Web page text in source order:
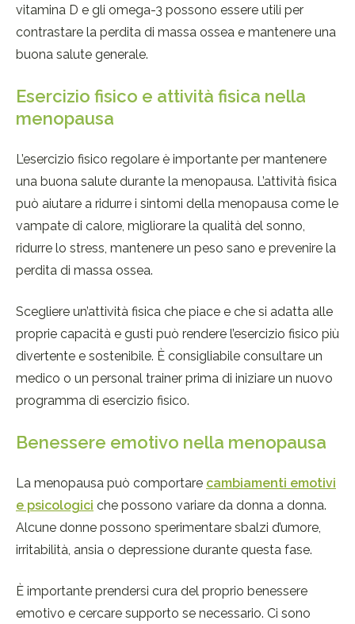
vitamina D e gli omega-3 possono essere utili per
contrastare la perdita di massa ossea e mantenere una
buona salute generale.
Esercizio fisico e attività fisica nella
menopausa
L’esercizio fisico regolare è importante per mantenere
una buona salute durante la menopausa. L’attività fisica
può aiutare a ridurre i sintomi della menopausa come le
vampate di calore, migliorare la qualità del sonno,
ridurre lo stress, mantenere un peso sano e prevenire la
perdita di massa ossea.
Scegliere un’attività fisica che piace e che si adatta alle
proprie capacità e gusti può rendere l’esercizio fisico più
divertente e sostenibile. È consigliabile consultare un
medico o un personal trainer prima di iniziare un nuovo
programma di esercizio fisico.
Benessere emotivo nella menopausa
La menopausa può comportare cambiamenti emotivi
e psicologici che possono variare da donna a donna.
Alcune donne possono sperimentare sbalzi d’umore,
irritabilità, ansia o depressione durante questa fase.
È importante prendersi cura del proprio benessere
emotivo e cercare supporto se necessario. Ci sono